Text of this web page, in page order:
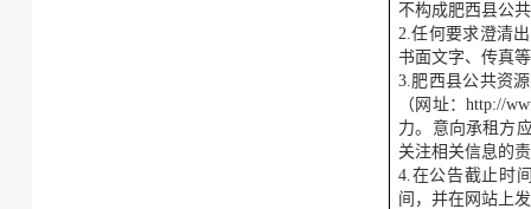
不构成肥西县公
2.任何要求澄清
书面文字、传真
3.肥西县公共资
（网址：http://
力。意向承租方
关注相关信息的
4.在公告截止时
间，并在网站上